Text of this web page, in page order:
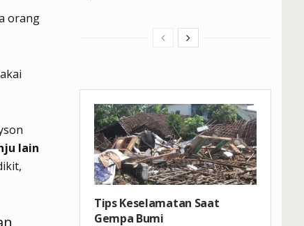
orang
lain
Tips Keselamatan Saat
Gempa Bumi